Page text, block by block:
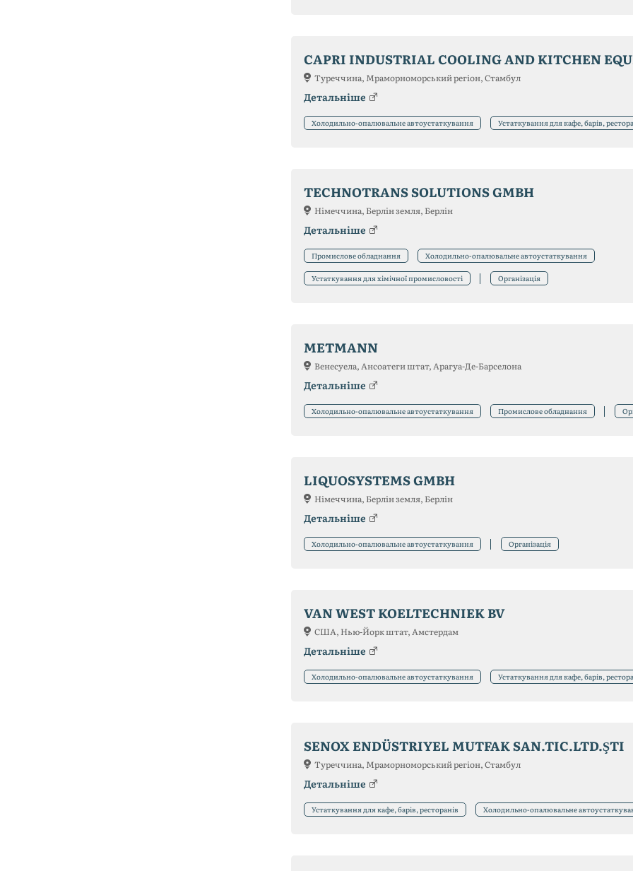
CAPRI INDUSTRIAL COOLING AND KITCHEN
Туреччина, Мраморноморський регіон, Стамбул
Детальніше
Холодильно-опалювальне автоустаткування Устаткування для кафе, барів,
TECHNOTRANS SOLUTIONS GMBH
Німеччина, Берлін земля, Берлін
Детальніше
Промислове обладнання Холодильно-опалювальне автоустаткування
Устаткування для хімічної промисловості Організація
METMANN
Венесуела, Ансоатеги штат, Арагуа-Де-Барселона
Детальніше
Холодильно-опалювальне автоустаткування Промислове обладнання
LIQUOSYSTEMS GMBH
Німеччина, Берлін земля, Берлін
Детальніше
Холодильно-опалювальне автоустаткування Організація
VAN WEST KOELTECHNIEK BV
США, Нью-Йорк штат, Амстердам
Детальніше
Холодильно-опалювальне автоустаткування Устаткування для кафе, барів,
SENOX ENDÜSTRIYEL MUTFAK SAN.TIC.LTD.ŞTI
Туреччина, Мраморноморський регіон, Стамбул
Детальніше
Устаткування для кафе, барів, ресторанів Холодильно-опалювальне